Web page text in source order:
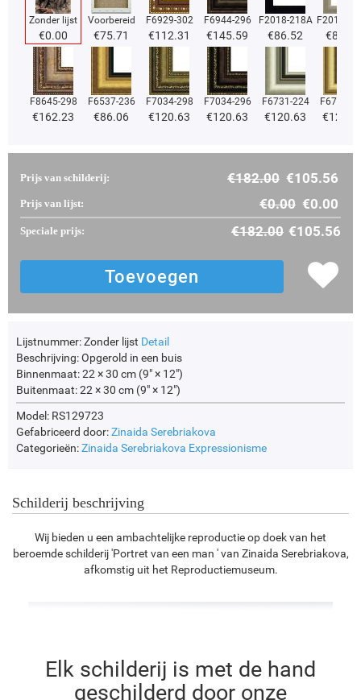
Zonder lijst
€0.00
Voorbereid
€75.71
F6929-302
€112.31
F6944-296
€145.59
F2018-218A
€86.52
F2018-
€86.52
F8645-298
€162.23
F6537-236
€86.06
F7034-298
€120.63
F7034-296
€120.63
F6731-224
€120.63
F6731-
€
Prijs van schilderij: €182.00 €105.56
Prijs van lijst: €0.00 €0.00
Speciale prijs: €182.00 €105.56
Lijstnummer:Zonder lijst Detail
Beschrijving:Opgerold in een buis
Binnenmaat:22 × 30 cm (9" × 12")
Buitenmaat:22 × 30 cm (9" × 12")
Model: RS129723
Gefabriceerd door:Zinaida Serebriakova
Categorieën:Zinaida Serebriakova Expressionisme
Schilderij beschrijving
Wij bieden u een ambachtelijke reproductie op doek van het
beroemde schilderij 'Portret van een man ' van Zinaida Serebriakova,
afkomstig uit het Reproductiemuseum.
Elk schilderij is met de hand
geschilderd door onze